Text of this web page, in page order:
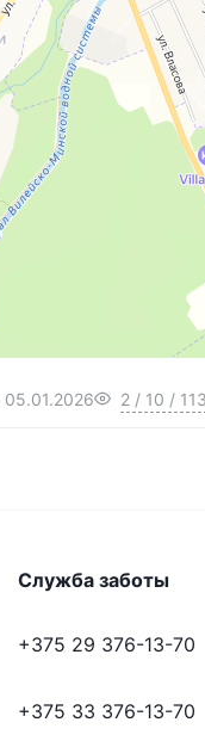
05.01.2026 2 / 10 / 113
Служба заботы
+375 29 376-13-70
+375 33 376-13-70